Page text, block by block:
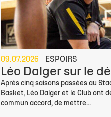
09.07.2026 ESPOIRS
Léo Dalger sur le
Après cinq saisons passées au
Basket, Léo Dalger et le Club ont
commun accord, de mettre...